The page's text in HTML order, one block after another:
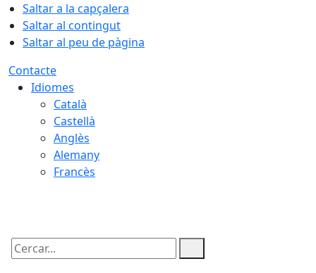
Saltar a la capçalera
Saltar al contingut
Saltar al peu de pàgina
Contacte
Idiomes
Català
Castellà
Anglès
Alemany
Francès
Cercar: